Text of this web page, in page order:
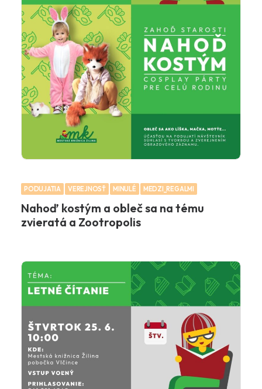
PODUJATIA VEREJNOSŤ MINULÉ MEDZI_REGALMI
Nahoď kostým a obleč sa na tému
zvieratá a Zootropolis